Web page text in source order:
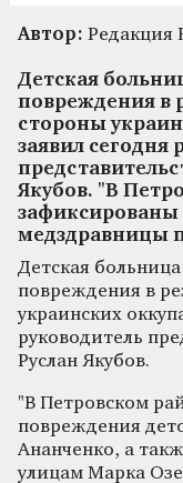
Автор: Редакция
Детская
повреждения в
стороны
заявил сегодня
Якубов. "В
зафиксированы
медздравницы
Детская
повреждения в
украинских
руководитель
Руслан Якубов.
"В Петровском
повреждения
Ананченко, а
улицам Марка